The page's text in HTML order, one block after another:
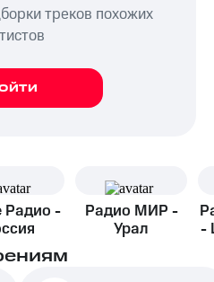
треков похожих
Радио -
Радио МИР -
Урал
-